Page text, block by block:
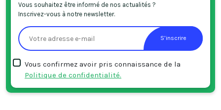
Vous souhaitez être informé de nos actualités ?
Inscrivez-vous à notre newsletter.
S’inscrire
Vous confirmez avoir pris connaissance de la
Politique de confidentialité.